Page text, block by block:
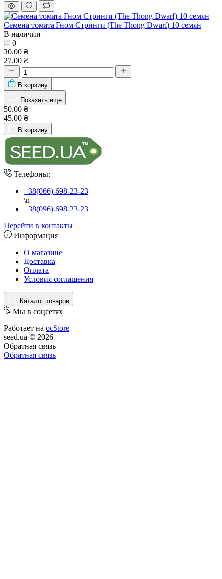
Семена томата Гном Стринги (The Thong Dwarf) 10 семян
В наличии
0
30.00 ₴
27.00 ₴
В корзину
Показать еще
50.00 ₴
45.00 ₴
В корзину
Телефоны:
+38(066)-698-23-23
\n
+38(096)-698-23-23
Перейти в контакты
Информация
О магазине
Доставка
Оплата
Условия соглашения
Каталог товаров
Мы в соцсетях
Работает на ocStore
seed.ua © 2026
Обратная связь
Обратная связь